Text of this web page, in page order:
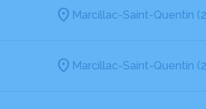
Marcillac-Saint-Quentin
Marcillac-Saint-Quentin